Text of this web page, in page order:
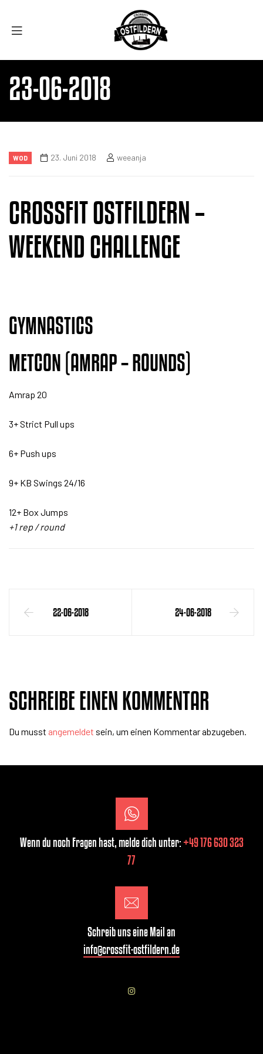
23-06-2018
WOD 23. Juni 2018 weeanja
CROSSFIT OSTFILDERN –
WEEKEND CHALLENGE
GYMNASTICS
METCON (AMRAP – ROUNDS)
Amrap 20
3+ Strict Pull ups
6+ Push ups
9+ KB Swings 24/16
12+ Box Jumps
+1 rep / round
22-06-2018 24-06-2018
SCHREIBE EINEN KOMMENTAR
Du musst angemeldet sein, um einen Kommentar abzugeben.
Wenn du noch Fragen hast, melde dich unter:+49 176 630 323
77
Schreib uns eine Mail an
info@crossfit-ostfildern.de